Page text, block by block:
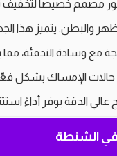
مصمم خصيصاً لتخفيف
والبطن. يتميز هذا
مع وسادة التدفئة،
الإمساك بشكل
الدقة يوفر أداءً
في شدة التدليك وفقاً
الشنطة